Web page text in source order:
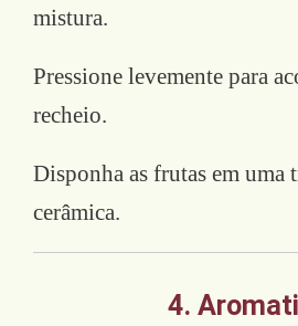
mistura.
Pressione levemente para
recheio.
Disponha as frutas em uma
cerâmica.
4.